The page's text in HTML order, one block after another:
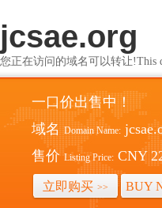
jcsae.org
您正在访问的域名可以转让!This
一口价出售中！
域名 Domain Name:
售价 Listing Price: CNY
立即购买 >> BUY